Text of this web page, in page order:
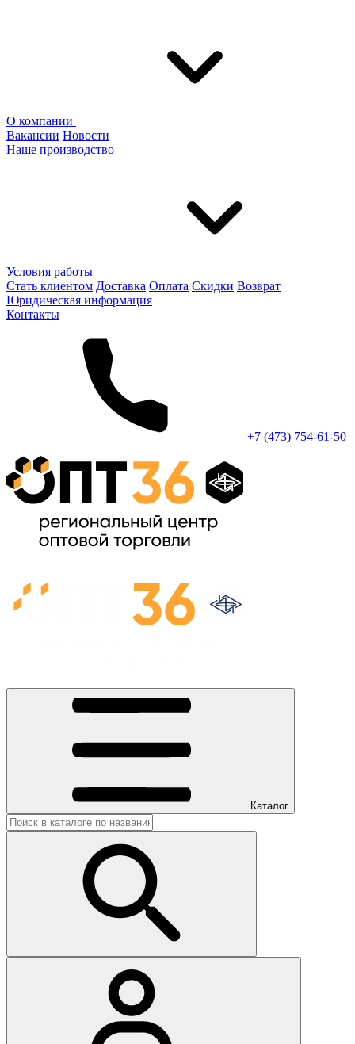
О компании
Вакансии Новости
Наше производство
Условия работы
Стать клиентом Доставка Оплата Скидки Возврат
Юридическая информация
Контакты
+7 (473) 754-61-50
Каталог